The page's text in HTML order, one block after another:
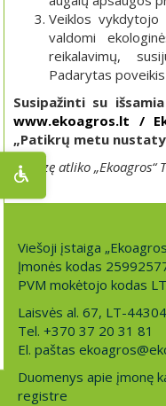
Veiklos
valdomi
reikalavimų,
Padarytas
Susipažinti su
www.ekoagros.lt /
„Patikrų metu
Analizę atliko
Viešoji įstaiga
Įmonės kodas
PVM mokėtojo kodas
Laisvės al. 67, LT-
Tel. +370 37 20 31 81
El. paštas
Duomenys apie įmonę
registre